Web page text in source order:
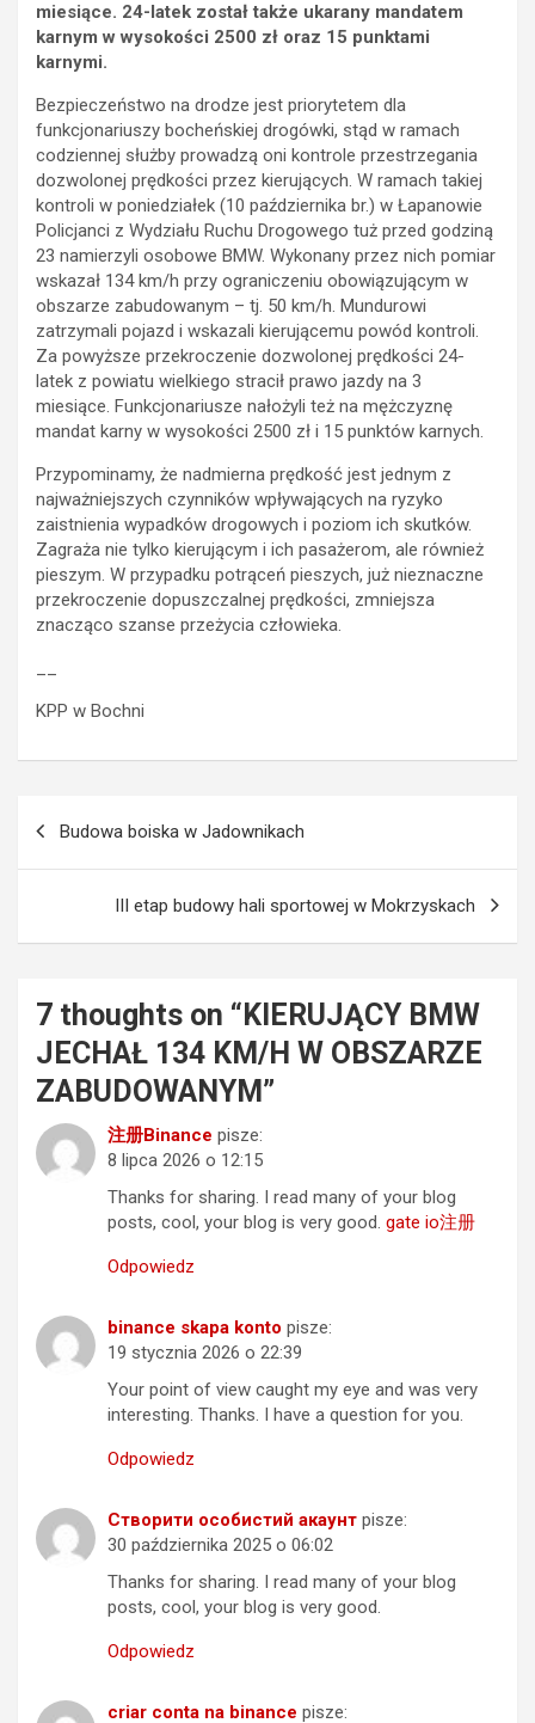
miesiące. 24-latek został także ukarany mandatem
karnym w wysokości 2500 zł oraz 15 punktami
karnymi.
Bezpieczeństwo na drodze jest priorytetem dla
funkcjonariuszy bocheńskiej drogówki, stąd w ramach
codziennej służby prowadzą oni kontrole przestrzegania
dozwolonej prędkości przez kierujących. W ramach takiej
kontroli w poniedziałek (10 października br.) w Łapanowie
Policjanci z Wydziału Ruchu Drogowego tuż przed godziną
23 namierzyli osobowe BMW. Wykonany przez nich pomiar
wskazał 134 km/h przy ograniczeniu obowiązującym w
obszarze zabudowanym – tj. 50 km/h. Mundurowi
zatrzymali pojazd i wskazali kierującemu powód kontroli.
Za powyższe przekroczenie dozwolonej prędkości 24-
latek z powiatu wielkiego stracił prawo jazdy na 3
miesiące. Funkcjonariusze nałożyli też na mężczyznę
mandat karny w wysokości 2500 zł i 15 punktów karnych.
Przypominamy, że nadmierna prędkość jest jednym z
najważniejszych czynników wpływających na ryzyko
zaistnienia wypadków drogowych i poziom ich skutków.
Zagraża nie tylko kierującym i ich pasażerom, ale również
pieszym. W przypadku potrąceń pieszych, już nieznaczne
przekroczenie dopuszczalnej prędkości, zmniejsza
znacząco szanse przeżycia człowieka.
KPP w Bochni
Budowa boiska w Jadownikach
III etap budowy hali sportowej w Mokrzyskach
7 thoughts on “KIERUJĄCY BMW
JECHAŁ 134 KM/H W OBSZARZE
ZABUDOWANYM”
注册Binance pisze:
8 lipca 2026 o 12:15
Thanks for sharing. I read many of your blog
posts, cool, your blog is very good. gate io注册
Odpowiedz
binance skapa konto pisze:
19 stycznia 2026 o 22:39
Your point of view caught my eye and was very
interesting. Thanks. I have a question for you.
Odpowiedz
Створити особистий акаунт pisze:
30 października 2025 o 06:02
Thanks for sharing. I read many of your blog
posts, cool, your blog is very good.
Odpowiedz
criar conta na binance pisze: